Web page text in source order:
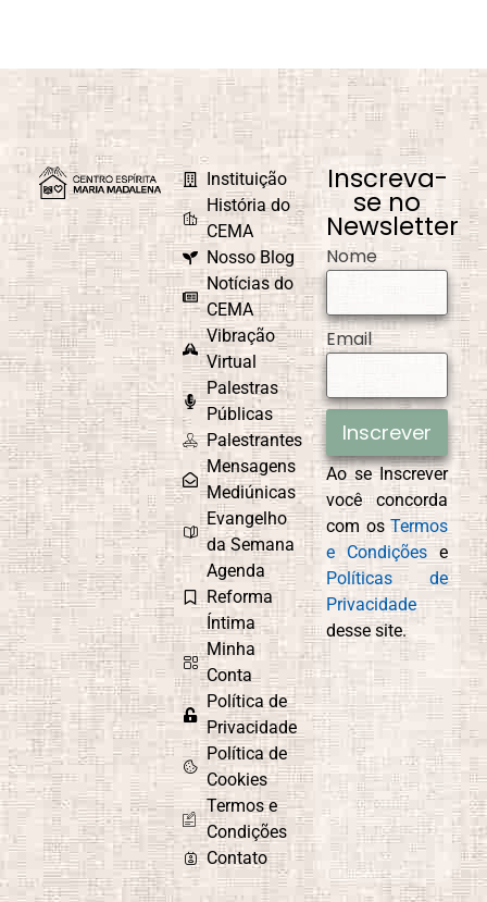
Instituição
História do
CEMA
Nosso Blog
Notícias do
CEMA
Vibração
Virtual
Palestras
Públicas
Palestrantes
Mensagens
Mediúnicas
Evangelho
da Semana
Agenda
Reforma
Íntima
Minha
Conta
Política de
Privacidade
Política de
Cookies
Termos e
Condições
Contato
Inscreva-
se no
Newsletter
Nome
Email
Inscrever
Ao se Inscrever
você concorda
com osTermos
e Condições e
Políticas de
Privacidade
desse site.